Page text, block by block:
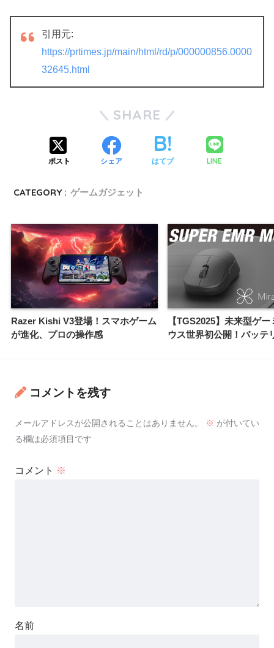
引用元:
https://prtimes.jp/main/html/rd/p/000000856.0000
32645.html
SHARE
ポスト シェア はてブ LINE
CATEGORY : ゲームガジェット
Razer Kishi V3登場！スマホゲーム
が進化、プロの操作感
【TGS2025】未来型ゲ
ウス世界初公開！バッテ
コメントを残す
メールアドレスが公開されることはありません。 ※ が付いてい
る欄は必須項目です
コメント ※
名前